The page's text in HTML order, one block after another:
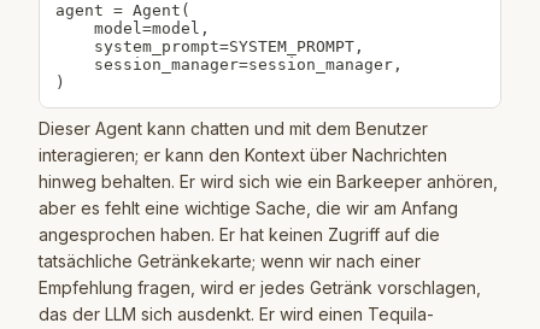
agent = Agent (
    model
=model ,
    system_prompt
=SYSTEM_PROMPT,
    session_manager
=session_manager,
)
Dieser Agent kann chatten und mit dem Benutzer
interagieren; er kann den Kontext über Nachrichten
hinweg behalten. Er wird sich wie ein Barkeeper anhören,
aber es fehlt eine wichtige Sache, die wir am Anfang
angesprochen haben. Er hat keinen Zugriff auf die
tatsächliche Getränkekarte; wenn wir nach einer
Empfehlung fragen, wird er jedes Getränk vorschlagen,
das der LLM sich ausdenkt. Er wird einen Tequila-